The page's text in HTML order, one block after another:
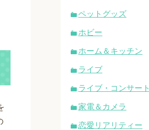
ペットグッズ
ホビー
ホーム＆キッチン
ライブ
ライブ・コンサート
家電＆カメラ
恋愛リアリティー